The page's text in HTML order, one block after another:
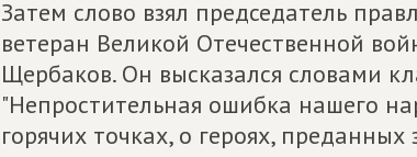
Затем слово взял председатель
ветеран Великой Отечественной
Щербаков. Он высказался словами
"Непростительная ошибка нашего
горячих точках, о героях,